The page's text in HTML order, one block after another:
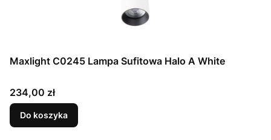
Maxlight C0245 Lampa Sufitowa Halo A White
Cena
234,00 zł
Do koszyka